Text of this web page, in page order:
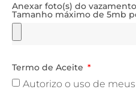
Anexar foto(s) do
Tamanho máximo de 5mb
Termo de Aceite
Autorizo o uso de